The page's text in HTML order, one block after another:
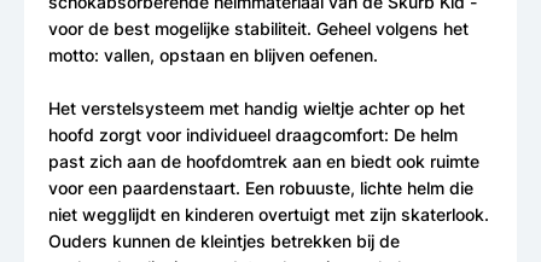
voor de best mogelijke stabiliteit. Geheel volgens het
motto: vallen, opstaan en blijven oefenen.
Het verstelsysteem met handig wieltje achter op het
hoofd zorgt voor individueel draagcomfort: De helm
past zich aan de hoofdomtrek aan en biedt ook ruimte
voor een paardenstaart. Een robuuste, lichte helm die
niet wegglijdt en kinderen overtuigt met zijn skaterlook.
Ouders kunnen de kleintjes betrekken bij de